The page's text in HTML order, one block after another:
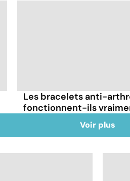
Les bracelets anti-
fonctionnent-ils
Voir plus